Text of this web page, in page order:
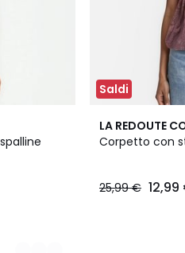
Saldi
LA REDOUTE
Corpetto con
25,99 € 12,99